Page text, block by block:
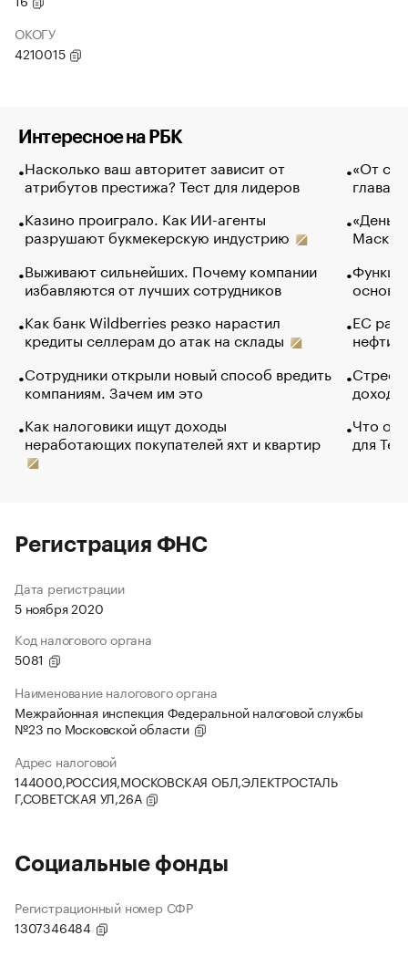
ОКОГУ
4210015
Интересное на РБК
Насколько ваш авторитет зависит от
атрибутов престижа? Тест для лидеров
Казино проиграло. Как ИИ-агенты
разрушают букмекерскую индустрию
Выживают сильнейших. Почему компании
избавляются от лучших сотрудников
Как банк Wildberries резко нарастил
кредиты селлерам до атак на склады
Сотрудники открыли новый способ вредить
компаниям. Зачем им это
Как налоговики ищут доходы
неработающих покупателей яхт и квартир
«От
глава
Маск в
основ
ЕС
нефти
Что
для
Регистрация ФНС
Дата регистрации
5 ноября 2020
Код налогового органа
5081
Наименование налогового органа
Межрайонная инспекция Федеральной налоговой службы
№23 по Московской области
Адрес налоговой
144000,РОССИЯ,МОСКОВСКАЯ ОБЛ,ЭЛЕКТРОСТАЛЬ
Г,СОВЕТСКАЯ УЛ,26А
Социальные фонды
Регистрационный номер СФР
1307346484